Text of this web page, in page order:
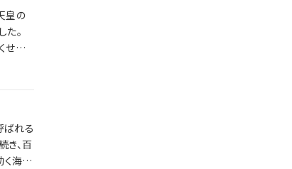
。
ばれる